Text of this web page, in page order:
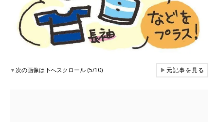
▼次の画像は下へスクロール (5/10) ▶元記事を見る